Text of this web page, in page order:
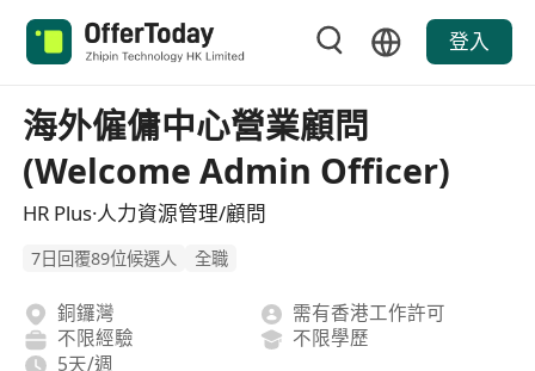
登入
海外僱傭中心營業顧問
(Welcome Admin Officer)
HR Plus·人力資源管理/顧問
7日回覆89位候選人 全職
銅鑼灣
需有香港工作許可
不限經驗
不限學歷
5天/週